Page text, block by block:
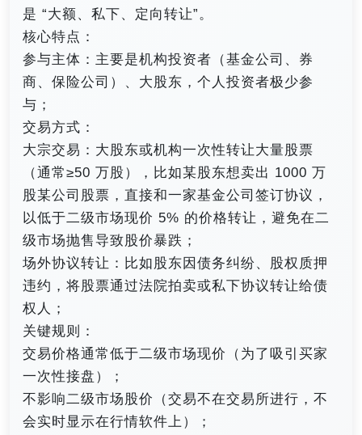
是 “大额、私下、定向转让”。
核心特点：
参与主体：主要是机构投资者（基金公司、券
商、保险公司）、大股东，个人投资者极少参
与；
交易方式：
大宗交易：大股东或机构一次性转让大量股票
（通常≥50 万股），比如某股东想卖出 1000 万
股某公司股票，直接和一家基金公司签订协议，
以低于二级市场现价 5% 的价格转让，避免在二
级市场抛售导致股价暴跌；
场外协议转让：比如股东因债务纠纷、股权质押
违约，将股票通过法院拍卖或私下协议转让给债
权人；
关键规则：
交易价格通常低于二级市场现价（为了吸引买家
一次性接盘）；
不影响二级市场股价（交易不在交易所进行，不
会实时显示在行情软件上）；